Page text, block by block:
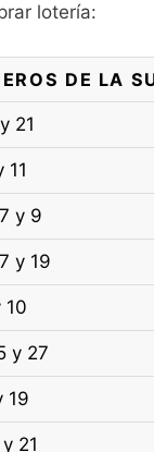
lotería:
DE LA
21
11
y 9
y 19
10
y 27
19
21